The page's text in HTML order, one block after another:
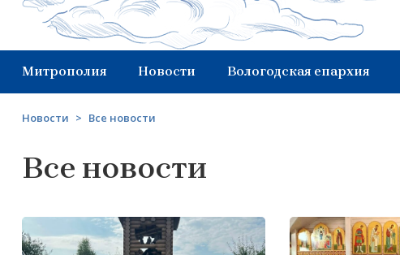
Митрополия Новости Вологодская епархия
Новости > Все новости
Все новости